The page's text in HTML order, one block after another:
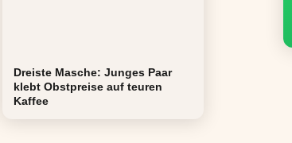
Dreiste Masche: Junges Paar
klebt Obstpreise auf teuren
Kaffee